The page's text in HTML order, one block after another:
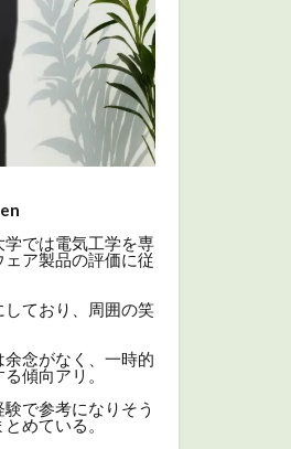
では電気工学を専
ア製品の評価に従
しており、周囲の笑
念がなく、一時的
傾向アリ。
で参考になりそう
めている。